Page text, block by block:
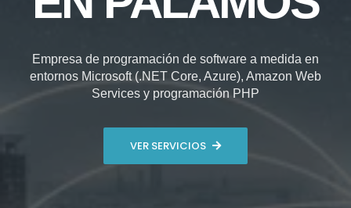
Empresa de programación de software a medida en
entornos Microsoft (.NET Core, Azure), Amazon Web
Services y programación PHP
VER SERVICIOS